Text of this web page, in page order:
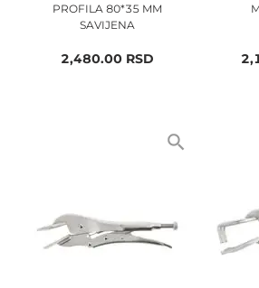
PROFILA 80*35 MM
SAVIJENA
2,480.00RSD